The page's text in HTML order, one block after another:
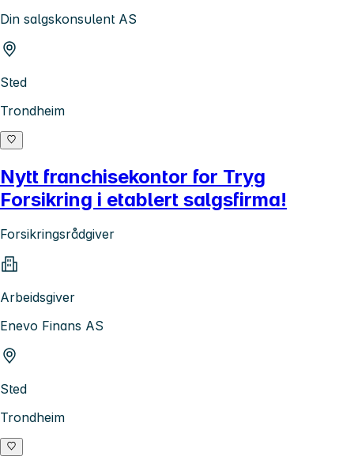
Din salgskonsulent AS
Sted
Trondheim
Nytt franchisekontor for Tryg
Forsikring i etablert salgsfirma!
Forsikringsrådgiver
Arbeidsgiver
Enevo Finans AS
Sted
Trondheim